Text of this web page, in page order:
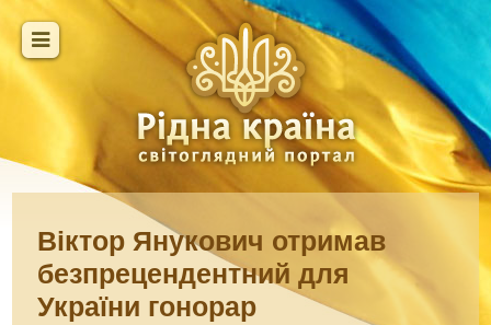
Віктор Янукович отримав
безпрецендентний для
України гонорар